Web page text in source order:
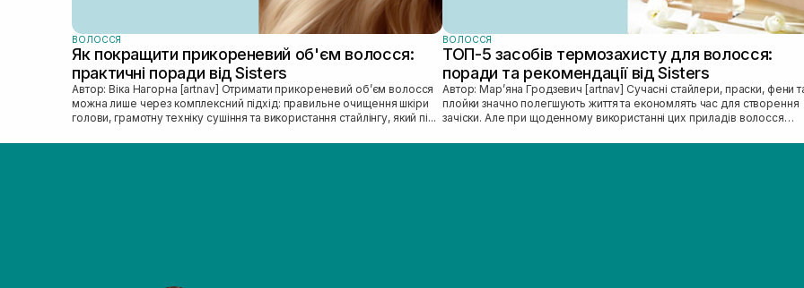
ВОЛОССЯ
Як покращити прикореневий об'єм волосся:
практичні поради від Sisters
Автор: Віка Нагорна [artnav] Отримати прикореневий об’єм волосся
можна лише через комплексний підхід: правильне очищення шкіри
голови, грамотну техніку сушіння та використання стайлінгу, який пі...
ВОЛОССЯ
ТОП-5 засобів термозахисту для волосся:
поради та рекомендації від Sisters
Автор: Марʼяна Гродзевич [artnav] Сучасні стайлери, праски, фени та
плойки значно полегшують життя та економлять час для створення
зачіски. Але при щоденному використанні цих приладів волосся